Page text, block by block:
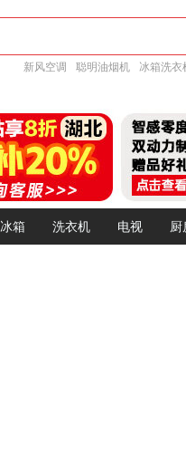
新风空调 聪明油烟机 冰箱洗衣
冰箱 洗衣机 电视 厨